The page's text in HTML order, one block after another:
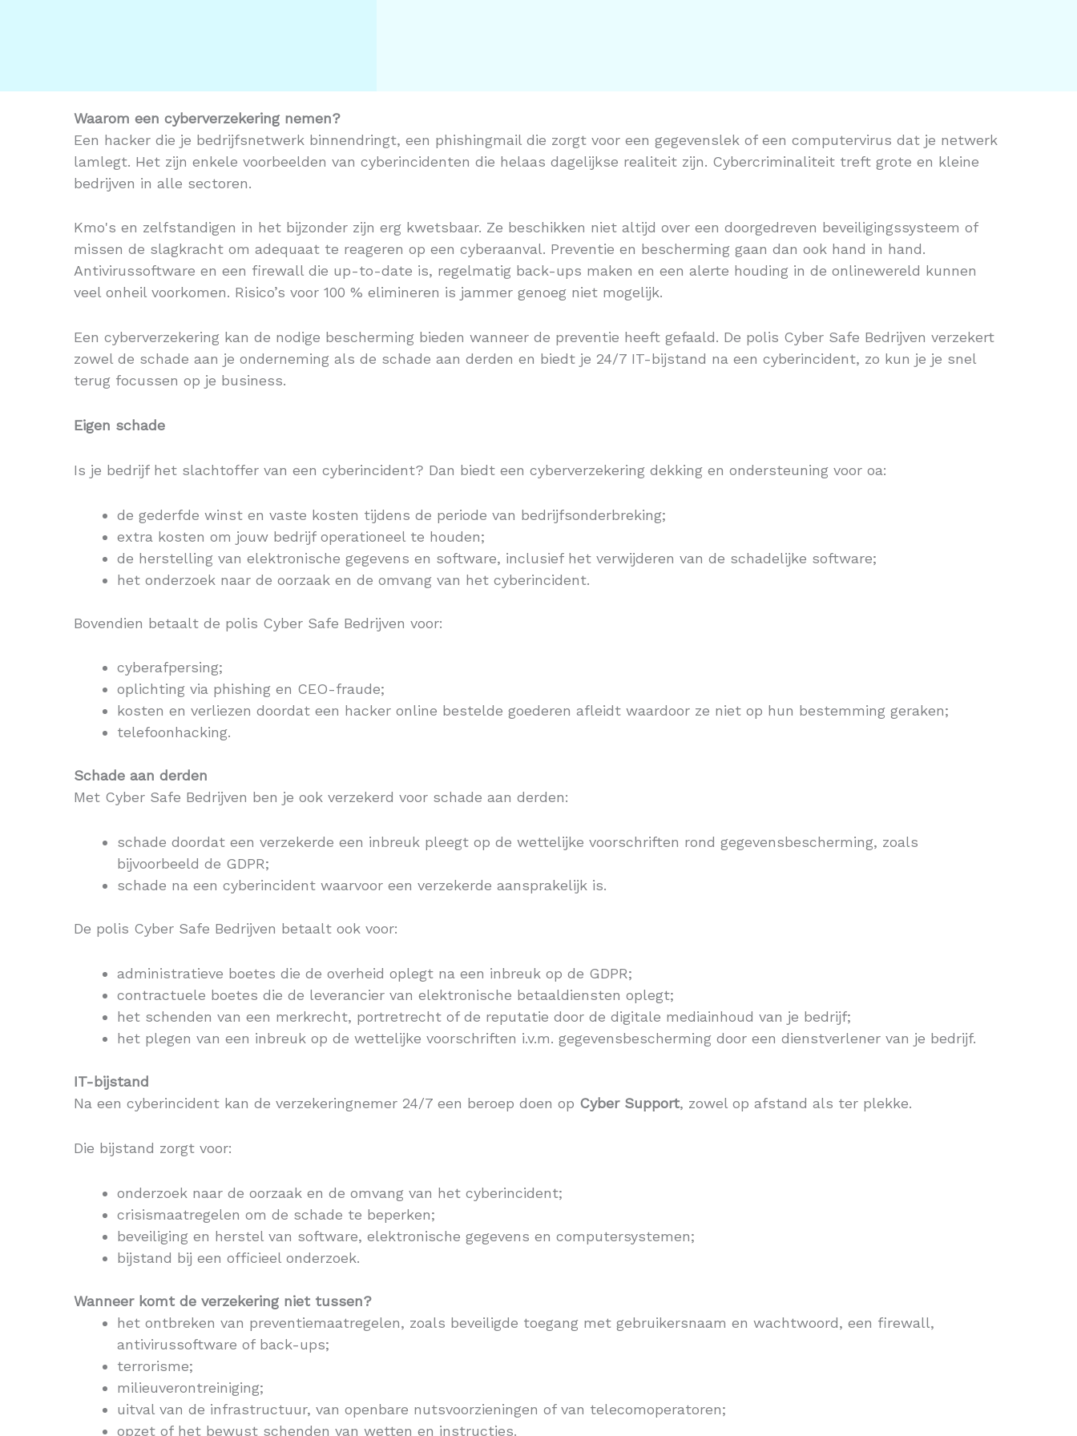
Waarom een cyberverzekering nemen?
Een hacker die je bedrijfsnetwerk binnendringt, een phishingmail die zorgt voor een gegevenslek of een computervirus dat je netwerk
lamlegt. Het zijn enkele voorbeelden van cyberincidenten die helaas dagelijkse realiteit zijn. Cybercriminaliteit treft grote en kleine
bedrijven in alle sectoren.
Kmo's en zelfstandigen in het bijzonder zijn erg kwetsbaar. Ze beschikken niet altijd over een doorgedreven beveiligingssysteem of
missen de slagkracht om adequaat te reageren op een cyberaanval. Preventie en bescherming gaan dan ook hand in hand.
Antivirussoftware en een firewall die up-to-date is, regelmatig back-ups maken en een alerte houding in de onlinewereld kunnen
veel onheil voorkomen. Risico’s voor 100 % elimineren is jammer genoeg niet mogelijk.
Een cyberverzekering kan de nodige bescherming bieden wanneer de preventie heeft gefaald. De polis Cyber Safe Bedrijven verzekert
zowel de schade aan je onderneming als de schade aan derden en biedt je 24/7 IT-bijstand na een cyberincident, zo kun je je snel
terug focussen op je business.
Eigen schade
Is je bedrijf het slachtoffer van een cyberincident? Dan biedt een cyberverzekering dekking en ondersteuning voor oa:
de gederfde winst en vaste kosten tijdens de periode van bedrijfsonderbreking;
extra kosten om jouw bedrijf operationeel te houden;
de herstelling van elektronische gegevens en software, inclusief het verwijderen van de schadelijke software;
het onderzoek naar de oorzaak en de omvang van het cyberincident.
Bovendien betaalt de polis Cyber Safe Bedrijven voor:
cyberafpersing;
oplichting via phishing en CEO-fraude;
kosten en verliezen doordat een hacker online bestelde goederen afleidt waardoor ze niet op hun bestemming geraken;
telefoonhacking.
Schade aan derden
Met Cyber Safe Bedrijven ben je ook verzekerd voor schade aan derden:
schade doordat een verzekerde een inbreuk pleegt op de wettelijke voorschriften rond gegevensbescherming, zoals
bijvoorbeeld de GDPR;
schade na een cyberincident waarvoor een verzekerde aansprakelijk is.
De polis Cyber Safe Bedrijven betaalt ook voor:
administratieve boetes die de overheid oplegt na een inbreuk op de GDPR;
contractuele boetes die de leverancier van elektronische betaaldiensten oplegt;
het schenden van een merkrecht, portretrecht of de reputatie door de digitale mediainhoud van je bedrijf;
het plegen van een inbreuk op de wettelijke voorschriften i.v.m. gegevensbescherming door een dienstverlener van je bedrijf.
IT-bijstand
Na een cyberincident kan de verzekeringnemer 24/7 een beroep doen op Cyber Support, zowel op afstand als ter plekke.
Die bijstand zorgt voor:
onderzoek naar de oorzaak en de omvang van het cyberincident;
crisismaatregelen om de schade te beperken;
beveiliging en herstel van software, elektronische gegevens en computersystemen;
bijstand bij een officieel onderzoek.
Wanneer komt de verzekering niet tussen?
het ontbreken van preventiemaatregelen, zoals beveiligde toegang met gebruikersnaam en wachtwoord, een firewall,
antivirussoftware of back-ups;
terrorisme;
milieuverontreiniging;
uitval van de infrastructuur, van openbare nutsvoorzieningen of van telecomoperatoren;
opzet of het bewust schenden van wetten en instructies.